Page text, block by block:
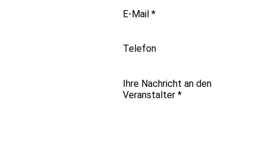
E-Mail *
Telefon
Ihre Nachricht an den
Veranstalter *